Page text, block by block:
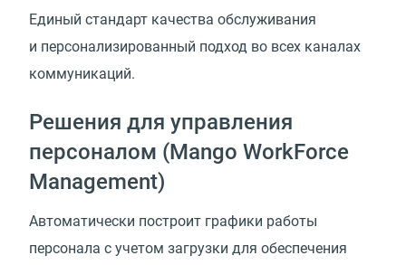
Единый стандарт качества обслуживания
и персонализированный подход во всех каналах
коммуникаций.
Решения для управления
персоналом (Mango WorkForce
Management)
Автоматически построит графики работы
персонала с учетом загрузки для обеспечения